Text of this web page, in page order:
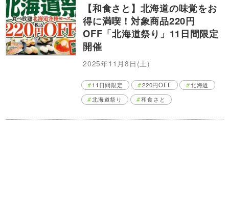
【和食さと】北海道の味覚をお
得に満喫！対象商品220円
OFF「北海道祭り」11日間限定
開催
2025年11月8日(土)
11日間限定 220円OFF
北海道
北海道祭り
和食さと